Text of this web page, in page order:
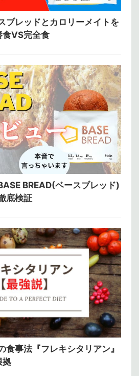
ブレッドとカロリーメイトを
食VS完全食
BREAD(ベースブレッド)
底検証
食事法『フレキシタリアン』
拠